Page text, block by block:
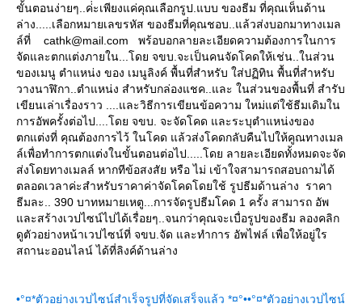
ขั้นตอนง่ายๆ..ค่่ะเพียงแค่คุณเลือกรูป.แบบ ของธีม ที่คุณเห็นด้าน
ล่าง.....เลือกหมายเลขรหัส ของธีมที่คุณชอบ..แล้วส่งบอกมาทางเมล
ล์ที่ cathk@mail.com พร้อบอกลายละเอียดความต้องการในการ
จัดและตกแต่งภายใน...โดย จขบ.จะเป็นคนจัดโคดให้เช่น..ในส่วน
ของเมนู ตำแหน่ง ของ เมนูลิงค์ พื้นที่สำหรับ ใส่ปฏิทิน พื้นที่สำหรับ
วางนาฬิกา..ตำแหน่ง สำหรับกล่องแชค..และ ในส่วนของพื้นที่ สำรับ
เขียนเล่าเรื่องราว ....และวิธีการเขียนข้อความ ใหม่แต่ใช้ธีมเดิมใน
การอัพครั้งต่อไป....โดย จขบ. จะจัดโคด และระบุตำแหน่งของ
ตกแต่งที่ คุณต้องการไว้ ในโคด แล้วส่งโคดกลับคืนไปให้คูณทางเมล
ล์เพื่อทำการตกแต่งในขั้นตอนต่อไป.....โดย ลายละเอียดทั้งหมดจะจัด
ส่งโดยทางเมลล์ หากทีข้อสงสัย หรือ ไม่ เข้าใจสามารถสอบถามได้
ตลอดเวลาค่ะสำหรับราคาค่าจัดโคดโดยใช้ รูปธีมด้านล่าง ราคา
ธีมละ.. 390 บาทหมายเหตู...การจัดรูปธีมโคด 1 ครั้ง สามารถ อัพ
ละสร้างเวปไซน์ไปได้เรื่อยๆ..จนกว่าคุณจะเบื่อรูปของธีม ลองคลิก
ดูตัวอย่างหน้าเวปไซน์ที่ จขบ.จัด และทำการ อัพไฟล์ เพื่อให้อยู่ใร
สถานะออนไลน์ ได้ที่ลิงค์ด้านล่าง
•°¤*ตัวอย่างเวปไซน์สำเร็จรูปที่จัดเสร็จแล้ว *¤°••°¤*ตัวอย่างเวปไซน์